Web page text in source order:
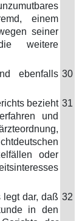
einem
seiner
weitere
ebenfalls 30
bezieht
und
oder
31
legt dar, daß
in den
32